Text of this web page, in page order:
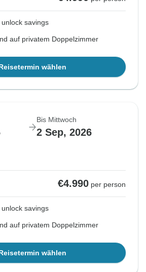
unlock savings
auf privatem Doppelzimmer
wählen
Bis Mittwoch
2 Sep, 2026
€4.990 per person
unlock savings
auf privatem Doppelzimmer
wählen